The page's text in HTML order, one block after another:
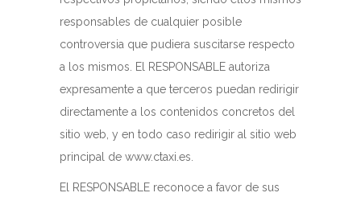
responsables de cualquier posible
controversia que pudiera suscitarse respecto
a los mismos. El RESPONSABLE autoriza
expresamente a que terceros puedan redirigir
directamente a los contenidos concretos del
sitio web, y en todo caso redirigir al sitio web
principal de www.ctaxi.es.
El RESPONSABLE reconoce a favor de sus